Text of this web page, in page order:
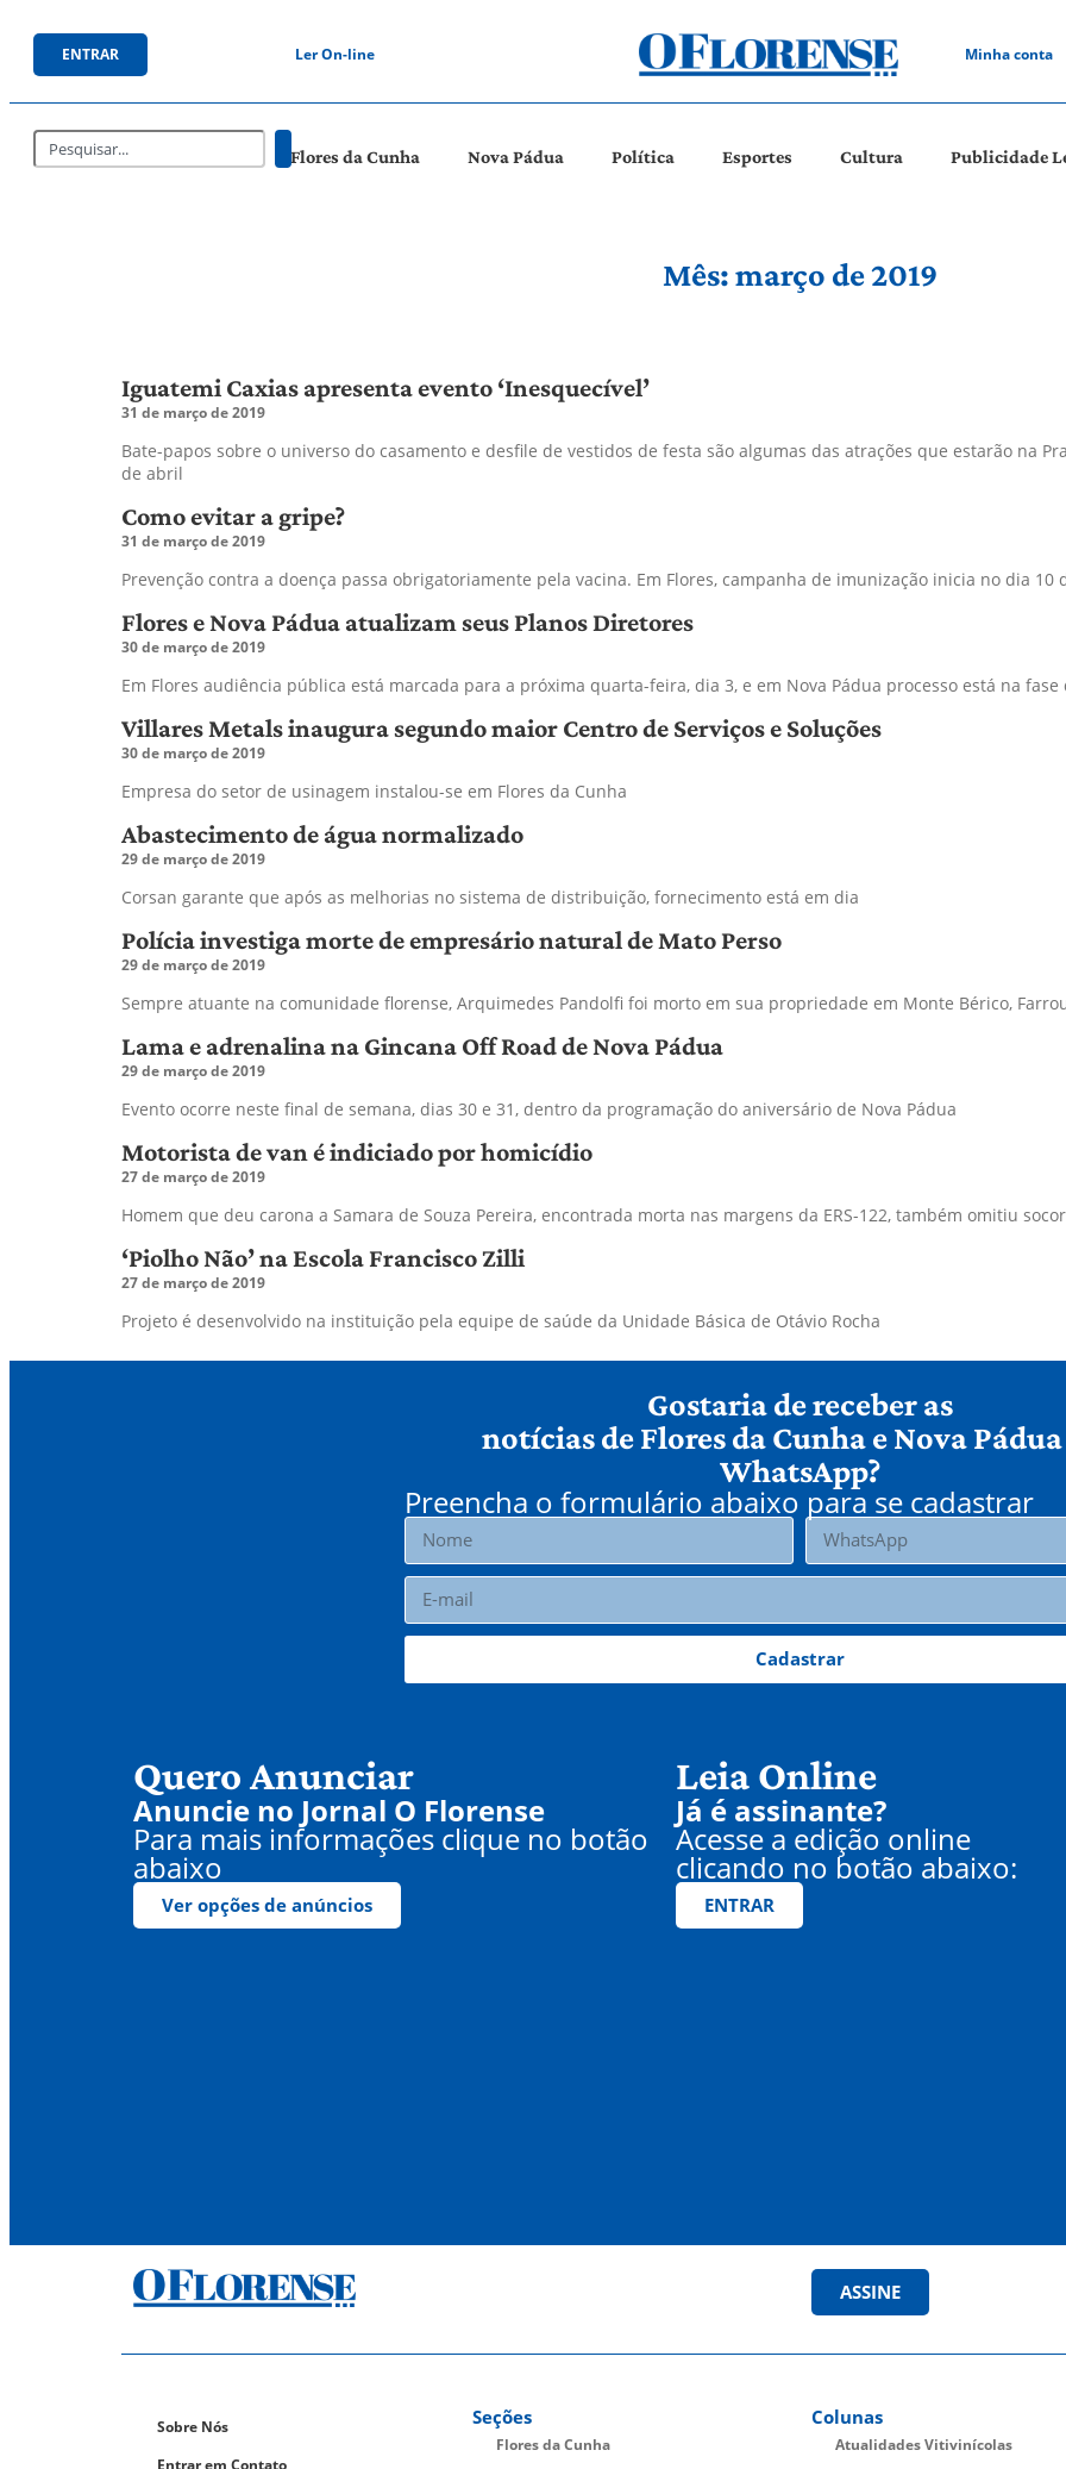
ENTRAR Ler On-line Minha conta
Flores da Cunha Nova Pádua Política Esportes Cultura Publicidade
Mês: março de 2019
Iguatemi Caxias apresenta evento ‘Inesquecível’
31 de março de 2019
Bate-papos sobre o universo do casamento e desfile de vestidos de festa são algumas das atrações que estarão na
de abril
Como evitar a gripe?
31 de março de 2019
Prevenção contra a doença passa obrigatoriamente pela vacina. Em Flores, campanha de imunização inicia no dia 10
Flores e Nova Pádua atualizam seus Planos Diretores
30 de março de 2019
Em Flores audiência pública está marcada para a próxima quarta-feira, dia 3, e em Nova Pádua processo está na
Villares Metals inaugura segundo maior Centro de Serviços e Soluções
30 de março de 2019
Empresa do setor de usinagem instalou-se em Flores da Cunha
Abastecimento de água normalizado
29 de março de 2019
Corsan garante que após as melhorias no sistema de distribuição, fornecimento está em dia
Polícia investiga morte de empresário natural de Mato Perso
29 de março de 2019
Sempre atuante na comunidade florense, Arquimedes Pandolfi foi morto em sua propriedade em Monte Bérico,
Lama e adrenalina na Gincana Off Road de Nova Pádua
29 de março de 2019
Evento ocorre neste final de semana, dias 30 e 31, dentro da programação do aniversário de Nova Pádua
Motorista de van é indiciado por homicídio
27 de março de 2019
Homem que deu carona a Samara de Souza Pereira, encontrada morta nas margens da ERS-122, também omitiu
‘Piolho Não’ na Escola Francisco Zilli
27 de março de 2019
Projeto é desenvolvido na instituição pela equipe de saúde da Unidade Básica de Otávio Rocha
Gostaria de receber as
notícias de Flores da Cunha e Nova
WhatsApp?
Preencha o formulário abaixo para se cadastrar
Cadastrar
Quero Anunciar
Anuncie no Jornal O Florense
Para mais informações clique no botão
abaixo
Ver opções de anúncios
Leia Online
Já é assinante?
Acesse a edição online
clicando no botão abaixo:
ENTRAR
ASSINE
Sobre Nós
Entrar em Contato
Seções
Flores da Cunha
Colunas
Atualidades Vitivinícolas